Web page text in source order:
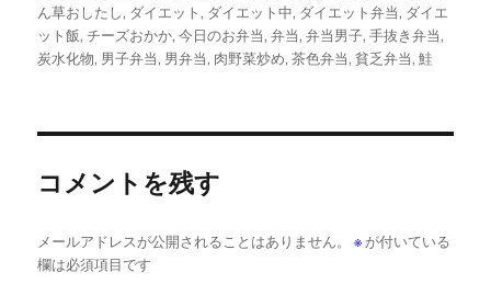
者
日:
ゴ
リ
ー
ん草おしたし, ダイエット , ダイエット中, ダイエット弁当, ダイエ
ット飯,チーズおかか,今日のお弁当,弁当,弁当男子,手抜き弁当,
炭水化物, 男子弁当, 男弁当, 肉野菜炒め,茶色弁当,貧乏弁当,鮭
コメントを残す
メールアドレスが公開されることはありません。 ※ が付いている
欄は必須項目です